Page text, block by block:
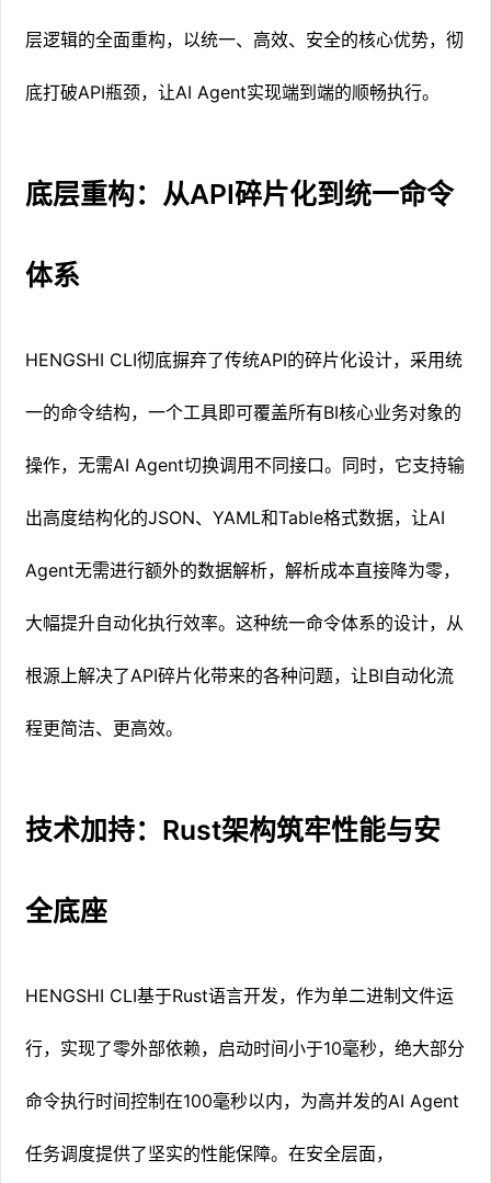
层逻辑的全面重构，以统一、高效、安全的核心优势，彻
底打破API瓶颈，让AI Agent实现端到端的顺畅执行。
底层重构：从API碎片化到统一命令
体系
HENGSHI CLI彻底摒弃了传统API的碎片化设计，采用统
一的命令结构，一个工具即可覆盖所有BI核心业务对象的
操作，无需AI Agent切换调用不同接口。同时，它支持输
出高度结构化的JSON、YAML和Table格式数据，让AI
Agent无需进行额外的数据解析，解析成本直接降为零，
大幅提升自动化执行效率。这种统一命令体系的设计，从
根源上解决了API碎片化带来的各种问题，让BI自动化流
程更简洁、更高效。
技术加持：Rust架构筑牢性能与安
全底座
HENGSHI CLI基于Rust语言开发，作为单二进制文件运
行，实现了零外部依赖，启动时间小于10毫秒，绝大部分
命令执行时间控制在100毫秒以内，为高并发的AI Agent
任务调度提供了坚实的性能保障。在安全层面，